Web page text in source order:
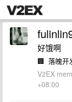
好饿啊
🏢 落魄开
V2EX
+08:00